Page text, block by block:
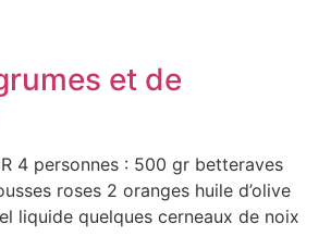
et de
4 personnes : 500 gr betteraves
roses 2 oranges huile d’olive
liquide quelques cerneaux de noix